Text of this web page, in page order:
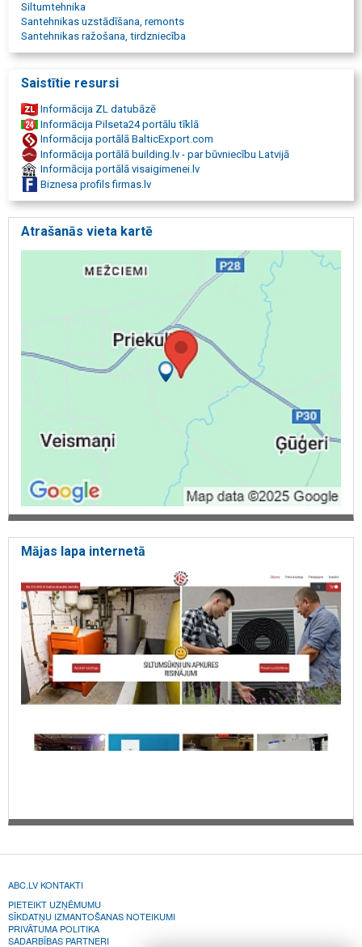
Siltumtehnika
Santehnikas uzstādīšana, remonts
Santehnikas ražošana, tirdzniecība
Saistītie resursi
Informācija ZL datubāzē
Informācija Pilseta24 portālu tīklā
Informācija portālā BalticExport.com
Informācija portālā building.lv - par būvniecību Latvijā
Informācija portālā visaigimenei.lv
Biznesa profils firmas.lv
Atrašanās vieta kartē
Mājas lapa internetā
ABC.LV KONTAKTI
PIETEIKT UZŅĒMUMU
SĪKDATŅU IZMANTOŠANAS NOTEIKUMI
PRIVĀTUMA POLITIKA
SADARBĪBAS PARTNERI